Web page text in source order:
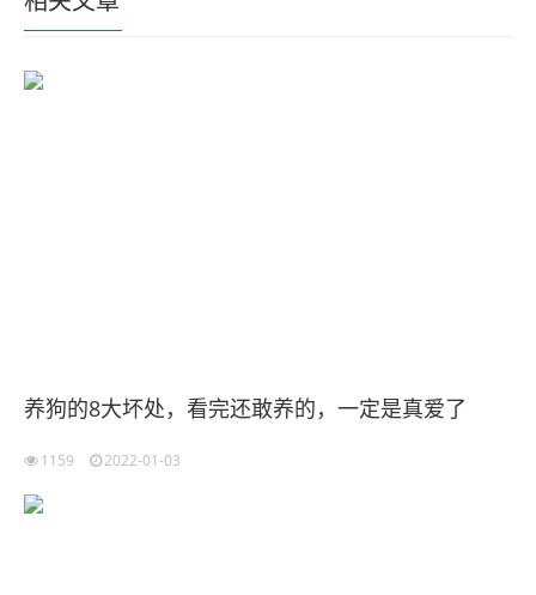
养狗的8大坏处，看完还敢养的，一定是真爱了
1159 2022-01-03